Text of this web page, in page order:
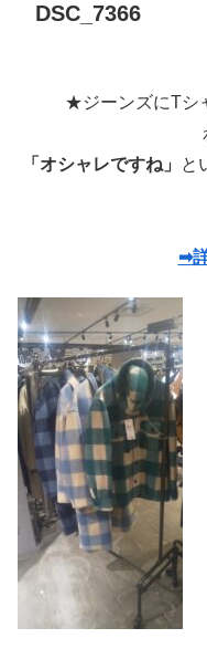
DSC_7366
★ジーンズにTシ
「オシャレですね」
と
➡